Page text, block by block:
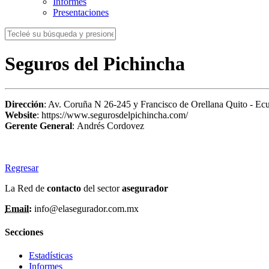
Presentaciones
Seguros del Pichincha
Dirección: Av. Coruña N 26-245 y Francisco de Orellana Quito -
Website: https://www.segurosdelpichincha.com/
Gerente General: Andrés Cordovez
Regresar
La Red de contacto del sectorasegurador
Email: info@elasegurador.com.mx
Secciones
Estadísticas
Informes